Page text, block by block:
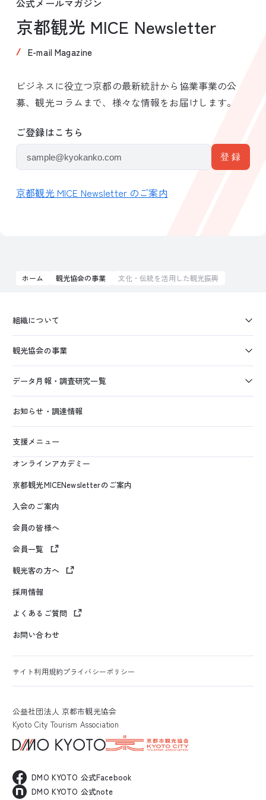
公式メールマガジン
京都観光 MICE Newsletter
E-mail Magazine
ビジネスに役立つ京都の最新統計から協業事業の公
募、観光コラムまで、様々な情報をお届けします。
ご登録はこちら
京都観光 MICE Newsletter のご案内
ホーム 観光協会の事業 文化・伝統を活用した観光振興
組織について
観光協会の事業
データ月報・調査研究一覧
お知らせ・調達情報
支援メニュー
オンラインアカデミー
京都観光MICENewsletterのご案内
入会のご案内
会員の皆様へ
会員一覧
観光客の方へ
採用情報
よくあるご質問
お問い合わせ
サイト利用規約プライバシーポリシー
公益社団法人 京都市観光協会
Kyoto City Tourism Association
DMO KYOTO 公式Facebook
DMO KYOTO 公式note